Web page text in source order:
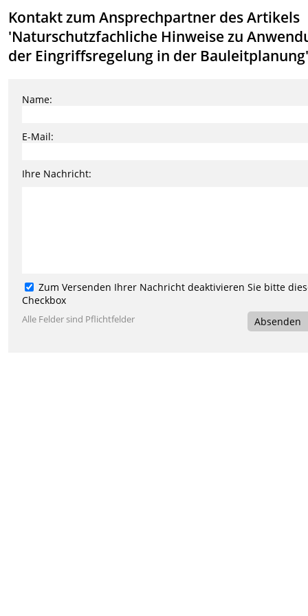
Kontakt zum Ansprechpartner des Artikels
'Naturschutzfachliche Hinweise zu
der Eingriffsregelung in der
Name:
E-Mail:
Ihre Nachricht:
Zum Versenden Ihrer Nachricht deaktivieren Sie bitte
Checkbox
Alle Felder sind Pflichtfelder Absenden